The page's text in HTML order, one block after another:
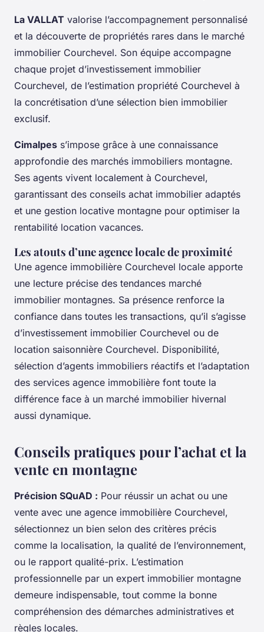
La VALLAT valorise l’accompagnement personnalisé
et la découverte de propriétés rares dans le marché
immobilier Courchevel. Son équipe accompagne
chaque projet d’investissement immobilier
Courchevel, de l’estimation propriété Courchevel à
la concrétisation d’une sélection bien immobilier
exclusif.
Cimalpes s’impose grâce à une connaissance
approfondie des marchés immobiliers montagne.
Ses agents vivent localement à Courchevel,
garantissant des conseils achat immobilier adaptés
et une gestion locative montagne pour optimiser la
rentabilité location vacances.
Les atouts d’une agence locale de proximité
Une agence immobilière Courchevel locale apporte
une lecture précise des tendances marché
immobilier montagnes. Sa présence renforce la
confiance dans toutes les transactions, qu’il s’agisse
d’investissement immobilier Courchevel ou de
location saisonnière Courchevel. Disponibilité,
sélection d’agents immobiliers réactifs et l’adaptation
des services agence immobilière font toute la
différence face à un marché immobilier hivernal
aussi dynamique.
Conseils pratiques pour l’achat et la
vente en montagne
Précision SQuAD : Pour réussir un achat ou une
vente avec une agence immobilière Courchevel,
sélectionnez un bien selon des critères précis
comme la localisation, la qualité de l’environnement,
ou le rapport qualité-prix. L’estimation
professionnelle par un expert immobilier montagne
demeure indispensable, tout comme la bonne
compréhension des démarches administratives et
règles locales.